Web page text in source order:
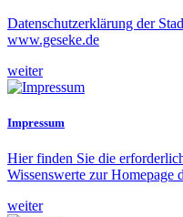
Datenschutzerklärung der
www.geseke.de
weiter
Impressum
Hier finden Sie die
Wissenswerte zur Homepage
weiter